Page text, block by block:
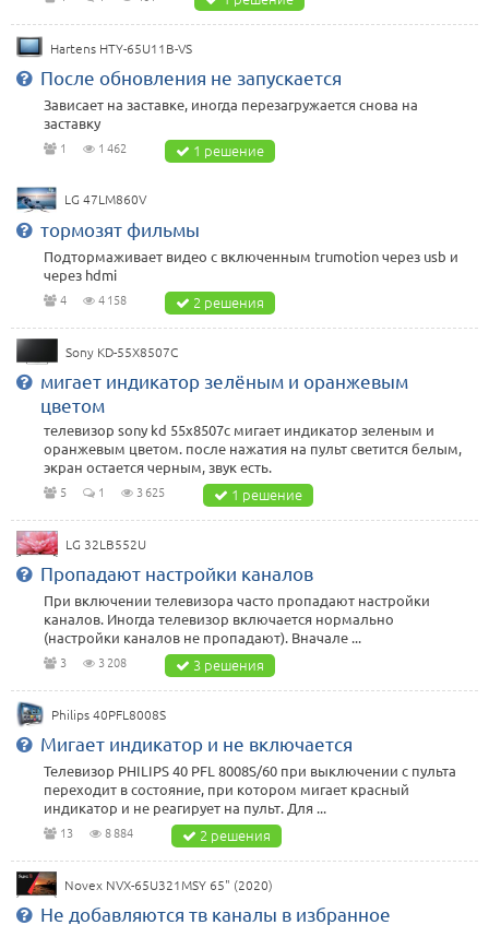
Hartens HTY-65U11B-VS
После обновления не запускается
Зависает на заставке, иногда перезагружается снова на
заставку
1 1 462 1 решение
LG 47LM860V
тормозят фильмы
Подтормаживает видео с включенным trumotion через usb и
через hdmi
4 4 158 2 решения
Sony KD-55X8507C
мигает индикатор зелёным и оранжевым
цветом
телевизор sony kd 55x8507c мигает индикатор зеленым и
оранжевым цветом. после нажатия на пульт светится белым,
экран остается черным, звук есть.
5 1 3 625 1 решение
LG 32LB552U
Пропадают настройки каналов
При включении телевизора часто пропадают настройки
каналов. Иногда телевизор включается нормально
(настройки каналов не пропадают). Вначале ...
3 3 208 3 решения
Philips 40PFL8008S
Мигает индикатор и не включается
Телевизор PHILIPS 40 PFL 8008S/60 при выключении с пульта
переходит в состояние, при котором мигает красный
индикатор и не реагирует на пульт. Для ...
13 8 884 2 решения
Novex NVX-65U321MSY 65" (2020)
Не добавляются тв каналы в избранное